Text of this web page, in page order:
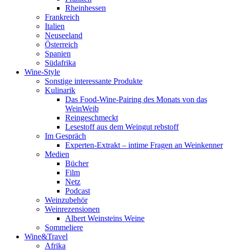
Rheinhessen
Frankreich
Italien
Neuseeland
Österreich
Spanien
Südafrika
Wine-Style
Sonstige interessante Produkte
Kulinarik
Das Food-Wine-Pairing des Monats von das
WeinWeib
Reingeschmeckt
Lesestoff aus dem Weingut rebstoff
Im Gespräch
Experten-Extrakt – intime Fragen an Weinkenner
Medien
Bücher
Film
Netz
Podcast
Weinzubehör
Weinrezensionen
Albert Weinsteins Weine
Sommeliere
Wine&Travel
Afrika